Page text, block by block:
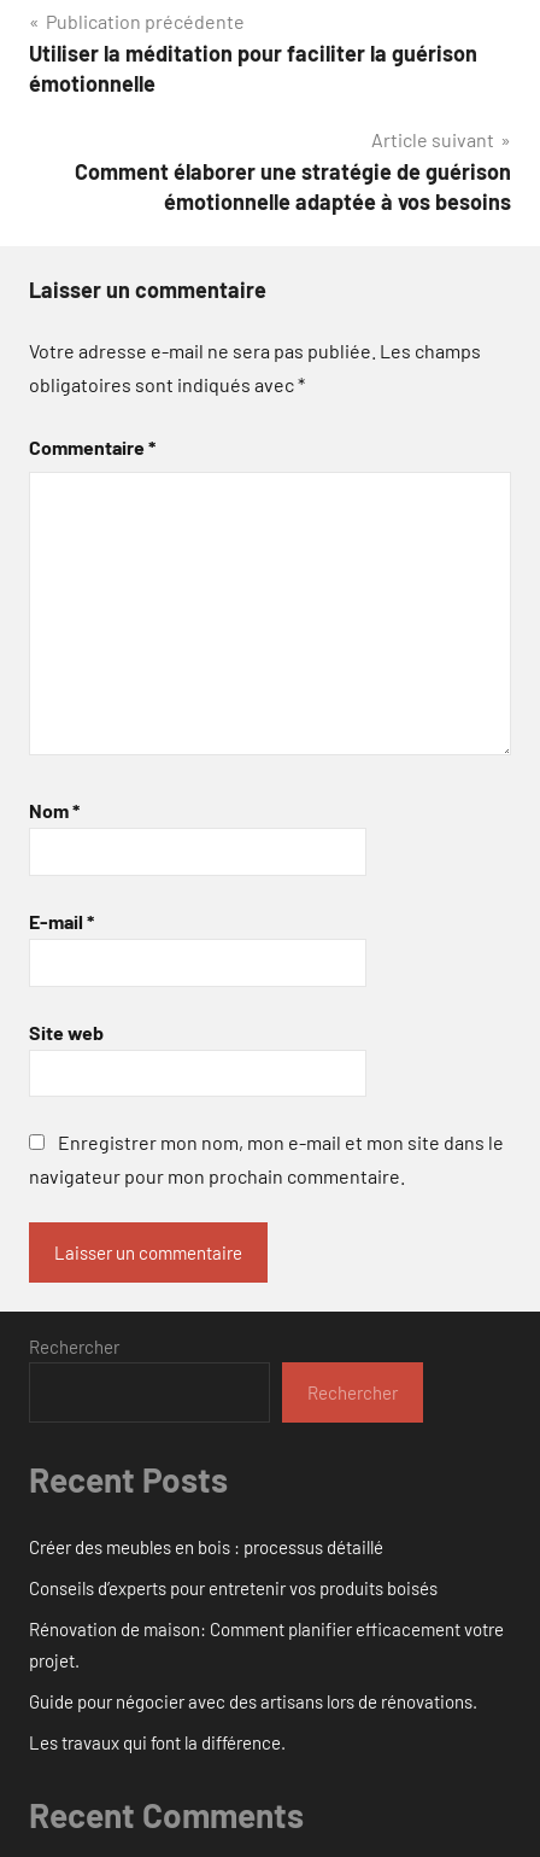
Navigation
de
Publication précédente
Utiliser la méditation pour faciliter la guérison
émotionnelle
Article suivant
Comment élaborer une stratégie de guérison
émotionnelle adaptée à vos besoins
Laisser un commentaire
Votre adresse e-mail ne sera pas publiée. Les champs
obligatoires sont indiqués avec*
Commentaire*
Nom*
E-mail *
Site web
Enregistrer mon nom, mon e-mail et mon site dans le
navigateur pour mon prochain commentaire.
Rechercher
Rechercher
Recent Posts
Créer des meubles en bois : processus détaillé
Conseils d’experts pour entretenir vos produits boisés
Rénovation de maison: Comment planifier efficacement votre
projet.
Guide pour négocier avec des artisans lors de rénovations.
Les travaux qui font la différence.
Recent Comments